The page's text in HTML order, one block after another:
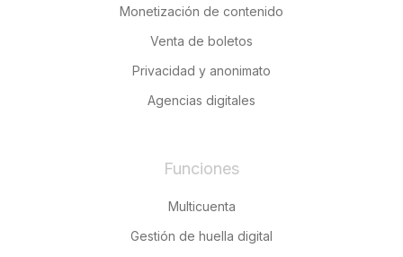
Monetización de contenido
Venta de boletos
Privacidad y anonimato
Agencias digitales
Funciones
Multicuenta
Gestión de huella digital